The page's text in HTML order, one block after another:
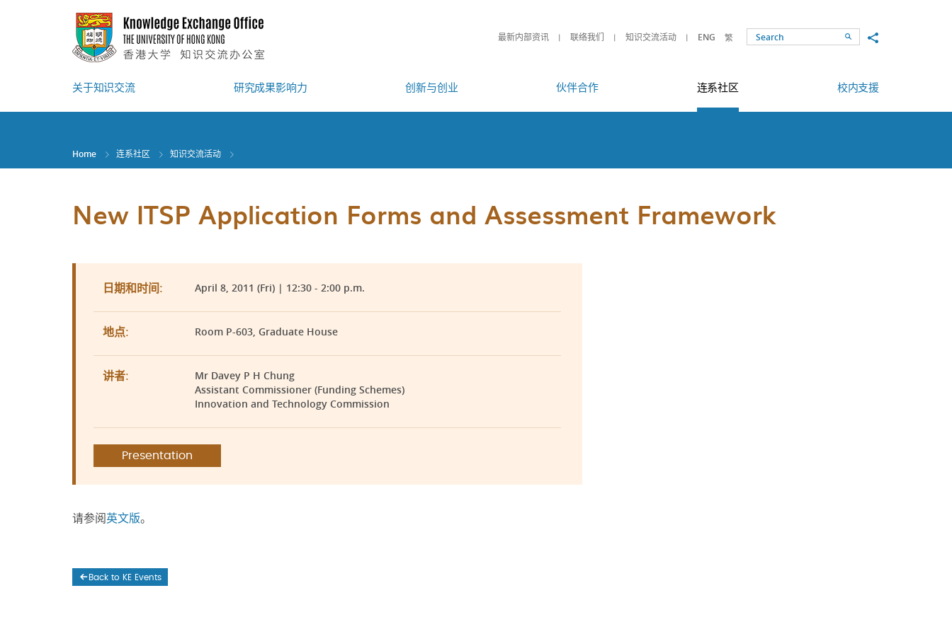
最新内部资讯 联络我们 知识交流活动 ENG 繁 SearchShare to
关于知识交流 研究成果影响力 创新与创业 伙伴合作 连系社区 校内支援
Home 连系社区 知识交流活动
New ITSP Application Forms and Assessment Framework
日期和时间: April 8, 2011 (Fri) | 12:30 - 2:00 p.m.
地点: Room P-603, Graduate House
讲者:
Mr Davey P H Chung
Assistant Commissioner (Funding Schemes)
Innovation and Technology Commission
Presentation
请参阅 英文版。
Back to KE Events